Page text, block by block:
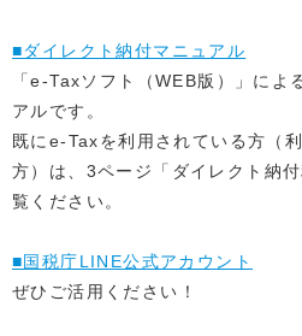
■ダイレクト納付マニュアル
「e-Taxソフト（WEB版）」によ
アルです。
既にe-Taxを利用されている方（
方）は、3ページ「ダイレクト納
覧ください。
■国税庁LINE公式アカウント
ぜひご活用ください！